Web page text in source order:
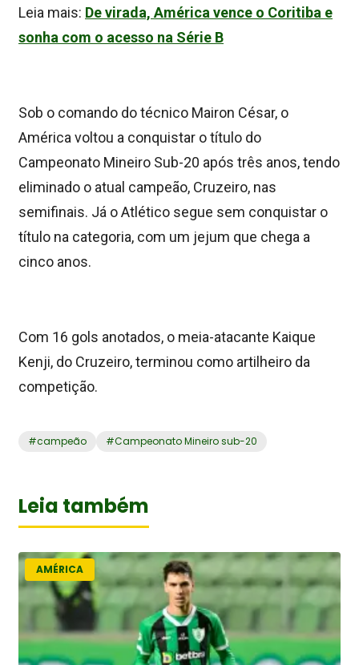
Leia mais: De virada, América vence o Coritiba e
sonha com o acesso na Série B
Sob o comando do técnico Mairon César, o
América voltou a conquistar o título do
Campeonato Mineiro Sub-20 após três anos, tendo
eliminado o atual campeão, Cruzeiro, nas
semifinais. Já o Atlético segue sem conquistar o
título na categoria, com um jejum que chega a
cinco anos.
Com 16 gols anotados, o meia-atacante Kaique
Kenji, do Cruzeiro, terminou como artilheiro da
competição.
#campeão #Campeonato Mineiro sub-20
Leia também
AMÉRICA